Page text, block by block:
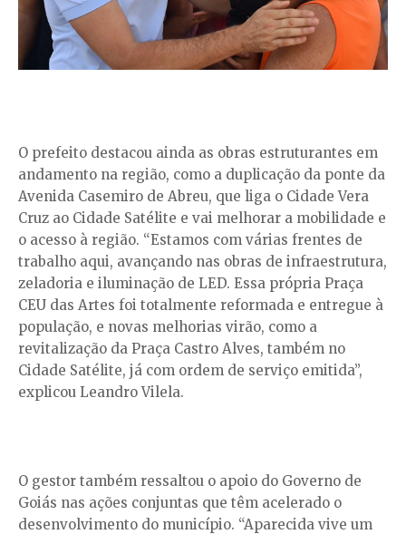
O prefeito destacou ainda as obras estruturantes em
andamento na região, como a duplicação da ponte da
Avenida Casemiro de Abreu, que liga o Cidade Vera
Cruz ao Cidade Satélite e vai melhorar a mobilidade e
o acesso à região. “Estamos com várias frentes de
trabalho aqui, avançando nas obras de infraestrutura,
zeladoria e iluminação de LED. Essa própria Praça
CEU das Artes foi totalmente reformada e entregue à
população, e novas melhorias virão, como a
revitalização da Praça Castro Alves, também no
Cidade Satélite, já com ordem de serviço emitida”,
explicou Leandro Vilela.
O gestor também ressaltou o apoio do Governo de
Goiás nas ações conjuntas que têm acelerado o
desenvolvimento do município. “Aparecida vive um